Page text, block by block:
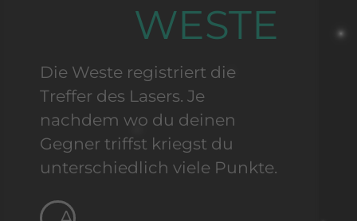
WESTE
Die Weste registriert die
Treffer des Lasers. Je
nachdem wo du deinen
Gegner triffst kriegst du
unterschiedlich viele Punkte.